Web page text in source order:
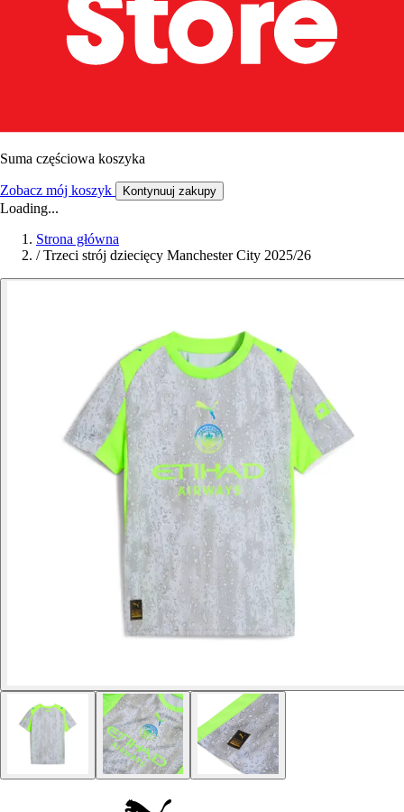
Suma częściowa koszyka
Zobacz mój koszyk Kontynuuj zakupy
Loading...
Strona główna
/ Trzeci strój dziecięcy Manchester City 2025/26